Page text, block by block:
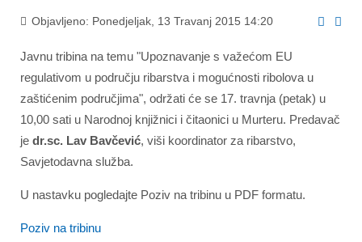
Objavljeno: Ponedjeljak, 13 Travanj 2015 14:20
Javnu tribina na temu "Upoznavanje s važećom EU
regulativom u području ribarstva i mogućnosti ribolova u
zaštićenim područjima", održati će se 17. travnja (petak) u
10,00 sati u Narodnoj knjižnici i čitaonici u Murteru. Predavač
je dr.sc. Lav Bavčević, viši koordinator za ribarstvo,
Savjetodavna služba.
U nastavku pogledajte Poziv na tribinu u PDF formatu.
Poziv na tribinu